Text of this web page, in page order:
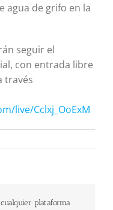
agua de grifo en la
seguir el
con entrada libre
través
live/Cclxj_OoExM
plataforma